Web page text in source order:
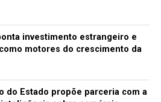
investimento estrangeiro e
motores do crescimento da
do Estado propõe parceria com a